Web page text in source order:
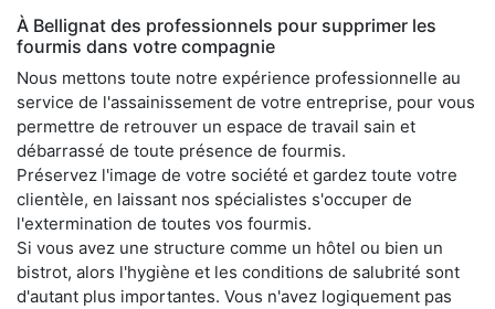
À Bellignat des professionnels pour supprimer les
fourmis dans votre compagnie
Nous mettons toute notre expérience professionnelle au
service de l'assainissement de votre entreprise, pour vous
permettre de retrouver un espace de travail sain et
débarrassé de toute présence de fourmis.
Préservez l'image de votre société et gardez toute votre
clientèle, en laissant nos spécialistes s'occuper de
l'extermination de toutes vos fourmis.
Si vous avez une structure comme un hôtel ou bien un
bistrot, alors l'hygiène et les conditions de salubrité sont
d'autant plus importantes. Vous n'avez logiquement pas